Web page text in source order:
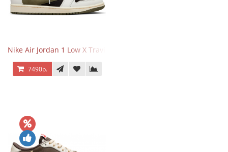
Nike Air Jordan 1 Low X Travis Scott Olive
7490р.